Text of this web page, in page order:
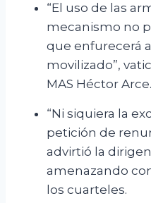
“El uso de las
mecanismo no
que enfurecerá
movilizado”,
MAS Héctor Arce.
“Ni siquiera la
petición de
advirtió la
amenazando
los cuarteles.